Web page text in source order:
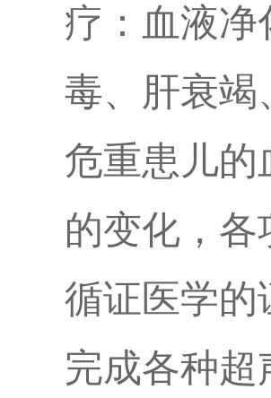
疗：血液净
毒、肝衰竭
危重患儿的
的变化，
循证医学的
完成各种